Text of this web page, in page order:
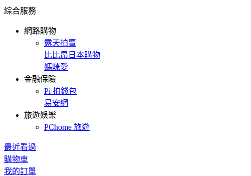
綜合服務
網路購物
露天拍賣
比比昂日本購物
媽咪愛
金融保險
Pi 拍錢包
易安網
旅遊娛樂
PChome 旅遊
最近看過
購物車
我的訂單